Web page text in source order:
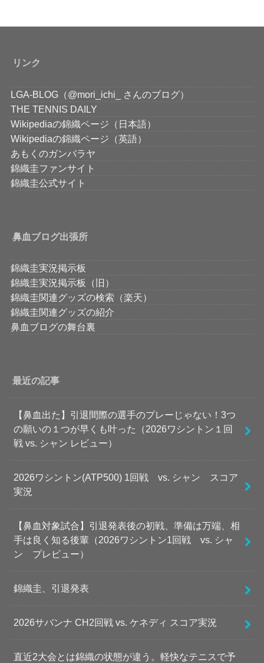
リンク
LGA-BLOG（@mori_ichi_ さんのブログ）
THE TENNIS DAILY
Wikipediaの錦織ページ（日本語）
Wikipediaの錦織ページ（英語）
あもくのガンバラヤ
錦織圭ファンサイト
錦織圭公式サイト
鼻血ブログ出張所
錦織圭実況掲示板
錦織圭実況掲示板（旧）
錦織圭関連グッズの検索（楽天）
錦織圭関連グッズの紹介
鼻血ブログの舞台裏
最近の記事
【鼻血出た】引退間際の選手のプレーじゃない！3つ
の願いの１つが早くも叶った（2026ワシントン１回
戦 vs. シャン レビュー）
2026ワシントン(ATP500) 1回戦 vs. シャン スコア
実況
【鼻血対象試合】引退発表後の初戦、準備は万端、相
手は良く知る後輩（2026ワシントン1回戦 vs. シャ
ン プレビュー）
錦織圭、引退発表
2026サバンナ CH2回戦 vs. ケネディ スコア実況
直近2大会とは錦織の状態が違う。軽快なテニスで予